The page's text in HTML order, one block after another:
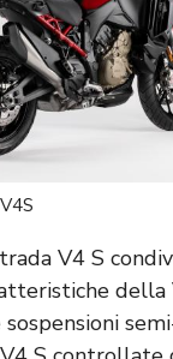
V4 S
della
sospensioni